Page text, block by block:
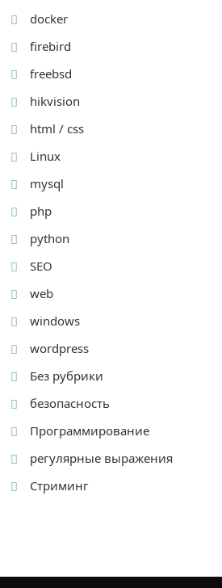
docker
firebird
freebsd
hikvision
html / css
Linux
mysql
php
python
SEO
web
windows
wordpress
Без рубрики
безопасность
Программирование
регулярные выражения
Стриминг